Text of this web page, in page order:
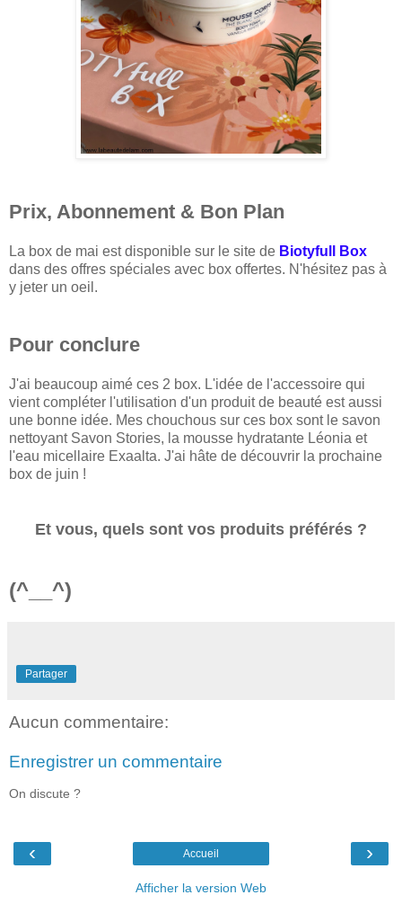
Prix, Abonnement & Bon Plan
La box de mai est disponible sur le site de Biotyfull Box
dans des offres spéciales avec box offertes. N'hésitez pas à
y jeter un oeil.
Pour conclure
J'ai beaucoup aimé ces 2 box. L'idée de l'accessoire qui
vient compléter l'utilisation d'un produit de beauté est aussi
une bonne idée. Mes chouchous sur ces box sont le savon
nettoyant Savon Stories, la mousse hydratante Léonia et
l'eau micellaire Exaalta. J'ai hâte de découvrir la prochaine
box de juin !
Et vous, quels sont vos produits préférés ?
(^__^)
Partager
Aucun commentaire:
Enregistrer un commentaire
On discute ?
‹ ›
Accueil
Afficher la version Web